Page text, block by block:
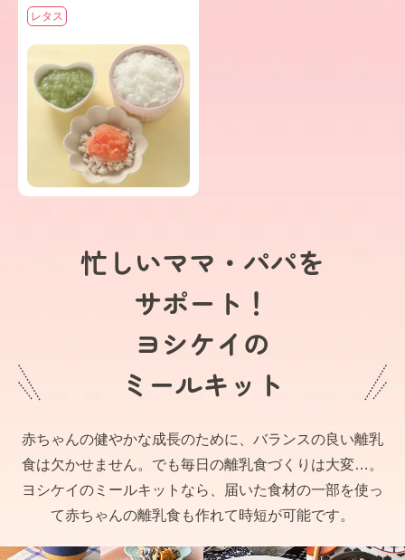
レタス
忙しいママ・パパを
サポート！
ヨシケイの
ミールキット
赤ちゃんの健やかな成長のために、バランスの良い離乳
食は欠かせません。でも毎日の離乳食づくりは大変…。
ヨシケイのミールキットなら、届いた食材の一部を使っ
て赤ちゃんの離乳食も作れて時短が可能です。